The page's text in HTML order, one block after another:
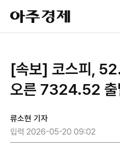
아
주
경
[속보] 코스피,
오른 7324.52 출
류소현 기자
입력 2026-05-20 09:02